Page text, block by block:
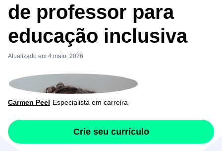
de professor para
educação inclusiva
Atualizado em 4 maio, 2026
Carmen Peel Especialista em carreira
Crie seu currículo